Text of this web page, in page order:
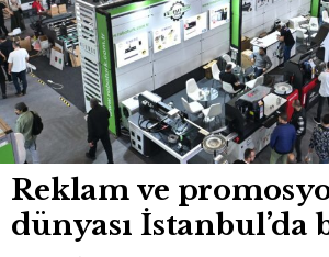
Reklam ve
dünyası İstanbul’da